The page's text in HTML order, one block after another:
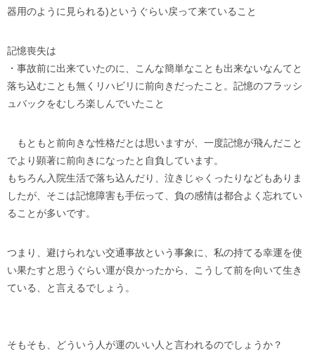
器用のように見られる)というぐらい戻って来ていること
記憶喪失は
・事故前に出来ていたのに、こんな簡単なことも出来ないなんてと
落ち込むことも無くリハビリに前向きだったこと。記憶のフラッシ
ュバックをむしろ楽しんでいたこと
もともと前向きな性格だとは思いますが、一度記憶が飛んだこと
でより顕著に前向きになったと自負しています。
もちろん入院生活で落ち込んだり、泣きじゃくったりなどもありま
したが、そこは記憶障害も手伝って、負の感情は都合よく忘れてい
ることが多いです。
つまり、避けられない交通事故という事象に、私の持てる幸運を使
い果たすと思うぐらい運が良かったから、こうして前を向いて生き
ている、と言えるでしょう。
そもそも、どういう人が運のいい人と言われるのでしょうか？